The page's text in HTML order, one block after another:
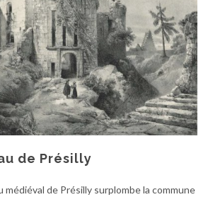
de Présilly
médiéval de Présilly surplombe la commune